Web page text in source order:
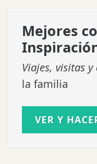
Mejores
Viajes, visitas
la familia
VER Y